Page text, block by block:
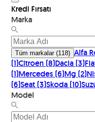
Kredi Fırsatı
Marka
Tüm markalar(118) Alfa
(1)Citroen (8)Dacia(3)
(1)Mercedes(6)Mg (2)
(6)Seat(3)Skoda(10)
Model